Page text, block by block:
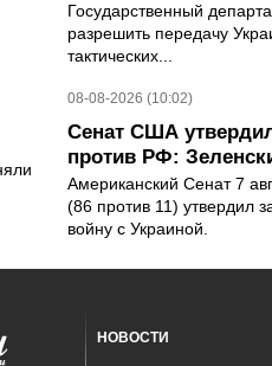
Государственный
разрешить передачу
тактических...
08-08-2026 (10:02)
Сенат США
против РФ:
Американский Сенат 7
(86 против 11) утвердил
войну с Украиной.
НОВОСТИ